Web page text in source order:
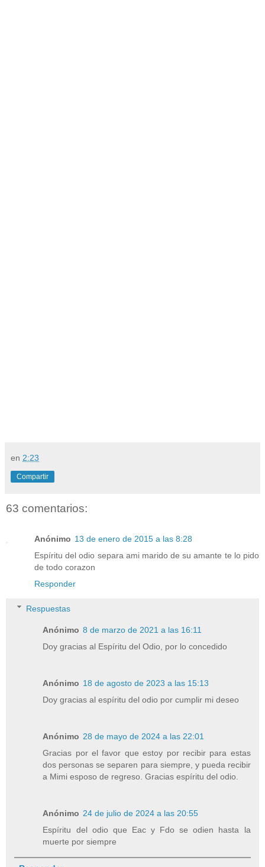
en 2:23
Compartir
63 comentarios:
Anónimo 13 de enero de 2015 a las 8:28
Espíritu del odio separa ami marido de su amante te lo pido
de todo corazon
Responder
Respuestas
Anónimo 8 de marzo de 2021 a las 16:11
Doy gracias al Espíritu del Odio, por lo concedido
Anónimo 18 de agosto de 2023 a las 15:13
Doy gracias al espíritu del odio por cumplir mi deseo
Anónimo 28 de mayo de 2024 a las 22:01
Gracias por el favor que estoy por recibir para estas
dos personas se separen para siempre, y pueda recibir
a Mimi esposo de regreso. Gracias espíritu del odio.
Anónimo 24 de julio de 2024 a las 20:55
Espíritu del odio que Eac y Fdo se odien hasta la
muerte por siempre